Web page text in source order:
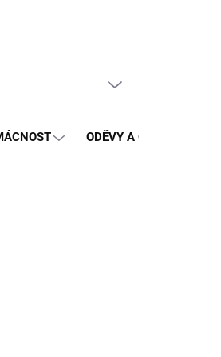
ODĚVY A OCHRANA